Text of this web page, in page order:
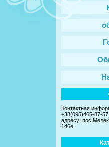
Контактная
+38(095)465-87-
адресу:
146е